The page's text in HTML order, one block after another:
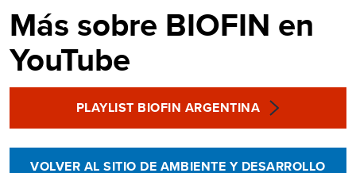
Más sobre BIOFIN en
YouTube
PLAYLIST BIOFIN ARGENTINA
VOLVER AL SITIO DE AMBIENTE Y DESARROLLO